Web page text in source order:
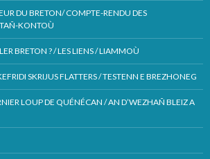
DU BRETON/ COMPTE-RENDU DES
KONTOÙ
BRETON ? / LES LIENS / LIAMMOÙ
SKRIJUS FLATTERS / TESTENN E BREZHONEG
LOUP DE QUÉNÉCAN / AN D’WEZHAÑ BLEIZ A